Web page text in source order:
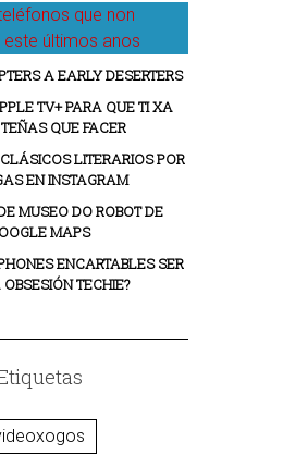
A EARLY DESERTERS
TV+ PARA QUE TI XA
QUE FACER
LITERARIOS POR
EN INSTAGRAM
MUSEO DO ROBOT DE
MAPS
ENCARTABLES SER
TECHIE?